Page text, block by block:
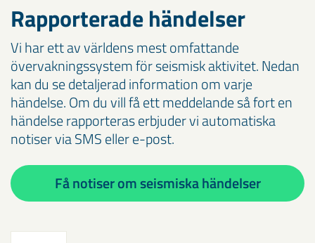
Rapporterade händelser
Vi har ett av världens mest omfattande
övervakningssystem för seismisk aktivitet. Nedan
kan du se detaljerad information om varje
händelse. Om du vill få ett meddelande så fort en
händelse rapporteras erbjuder vi automatiska
notiser via SMS eller e-post.
Få notiser om seismiska händelser